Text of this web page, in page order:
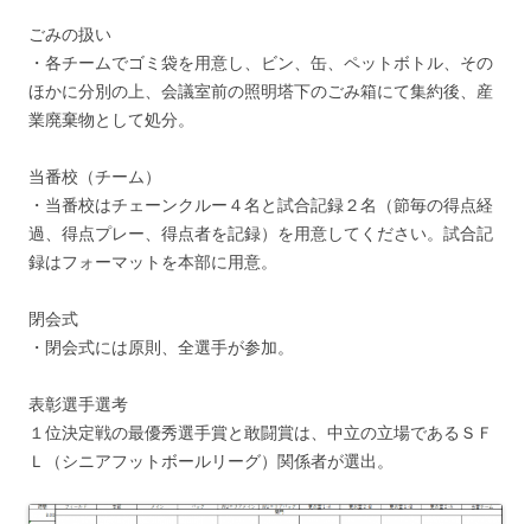
ごみの扱い
・各チームでゴミ袋を用意し、ビン、缶、ペットボトル、その
ほかに分別の上、会議室前の照明塔下のごみ箱にて集約後、産
業廃棄物として処分。
当番校（チーム）
・当番校はチェーンクルー４名と試合記録２名（節毎の得点経
過、得点プレー、得点者を記録）を用意してください。試合記
録はフォーマットを本部に用意。
閉会式
・閉会式には原則、全選手が参加。
表彰選手選考
１位決定戦の最優秀選手賞と敢闘賞は、中立の立場であるＳＦ
Ｌ（シニアフットボールリーグ）関係者が選出。